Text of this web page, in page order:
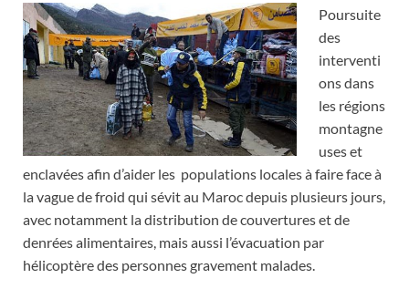
Poursuite
des
interventi
ons dans
les régions
montagne
uses et
enclavées afin d’aider les populations locales à faire face à
la vague de froid qui sévit au Maroc depuis plusieurs jours,
avec notamment la distribution de couvertures et de
denrées alimentaires, mais aussi l’évacuation par
hélicoptère des personnes gravement malades.